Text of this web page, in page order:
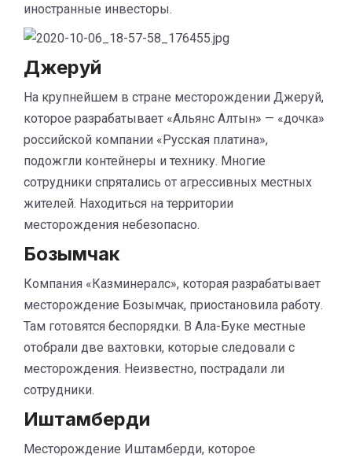
иностранные инвесторы.
Джеруй
На крупнейшем в стране месторождении Джеруй,
которое разрабатывает «Альянс Алтын» — «дочка»
российской компании «Русская платина»,
подожгли контейнеры и технику. Многие
сотрудники спрятались от агрессивных местных
жителей. Находиться на территории
месторождения небезопасно.
Бозымчак
Компания «Казминералс», которая разрабатывает
месторождение Бозымчак, приостановила работу.
Там готовятся беспорядки. В Ала-Буке местные
отобрали две вахтовки, которые следовали с
месторождения. Неизвестно, пострадали ли
сотрудники.
Иштамберди
Месторождение Иштамберди, которое